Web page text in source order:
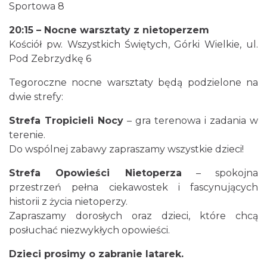
Sierpniowe zwiedzanie Dworku
Myśliwskiego
Brenna
Wystawa malarstwa Anny Siłuch – „Tryptyk
natury i wyobraźni”
4.80 km
Sportowa 8
20:15 – Nocne warsztaty z nietoperzem
Kościół pw. Wszystkich Świętych, Górki Wielkie, ul.
Pod Zebrzydkę 6
Tegoroczne nocne warsztaty będą podzielone na
dwie strefy:
Strefa Tropicieli Nocy – gra terenowa i zadania w
terenie.
Do wspólnej zabawy zapraszamy wszystkie dzieci!
Strefa Opowieści Nietoperza – spokojna
przestrzeń pełna ciekawostek i fascynujących
historii z życia nietoperzy.
Zapraszamy dorosłych oraz dzieci, które chcą
posłuchać niezwykłych opowieści.
Dzieci prosimy o zabranie latarek.